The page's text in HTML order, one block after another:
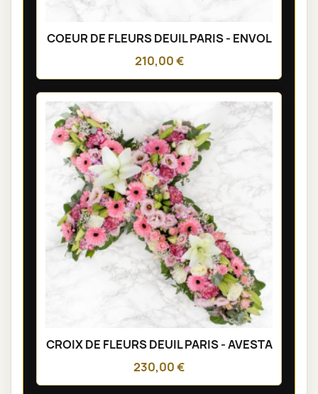
COEUR DE FLEURS DEUIL PARIS - ENVOL
210,00 €
CROIX DE FLEURS DEUIL PARIS - AVESTA
230,00 €